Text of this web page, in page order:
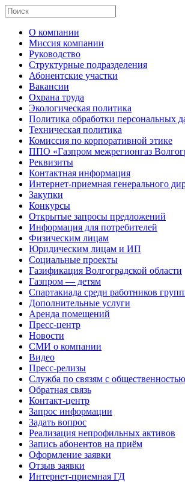
О компании
Миссия компании
Руководство
Структурные подразделения
Абонентские участки
Вакансии
Охрана труда
Экологическая политика
Политика обработки персональных
Техническая политика
Комиссия по корпоративной этике
ППО «Газпром межрегионгаз
Реквизиты
Контактная информация
Интернет-приемная генерального
Закупки
Конкурсы
Открытые запросы предложений
Информация для потребителей
Физическим лицам
Юридическим лицам и ИП
Социальные проекты
Газификация Волгоградской области
Газпром — детям
Спартакиада среди работников
Дополнительные услуги
Аренда помещений
Пресс-центр
Новости
СМИ о компании
Видео
Пресс-релизы
Служба по связям с
Обратная связь
Контакт-центр
Запрос информации
Задать вопрос
Реализация непрофильных активов
Запись абонентов на приём
Оформление заявки
Отзыв заявки
Интернет-приемная ГД